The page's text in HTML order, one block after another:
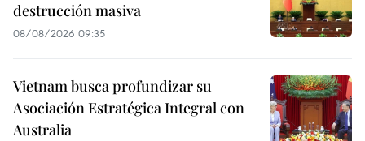
destrucción masiva
08/08/2026 09:35
Vietnam busca profundizar su
Asociación Estratégica Integral con
Australia